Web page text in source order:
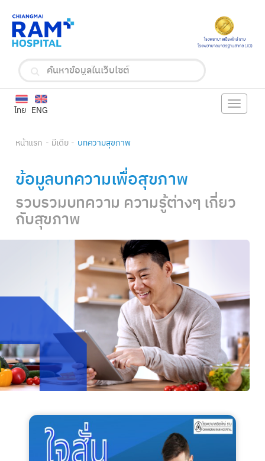
ENG
ไทย Toggle
หน้าแรก มีเดีย บทความสุขภาพ
ข้อมูลบทความเพื่อสุขภาพ
รวบรวมบทความ ความรู้ต่างๆ เกี่ยว
กับสุขภาพ